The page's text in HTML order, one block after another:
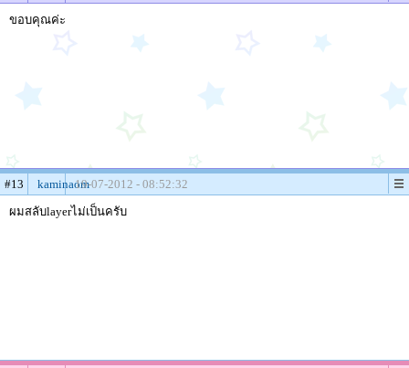
ขอบคุณค่ะ
#13 kaminaom19-07-2012 - 08:52:32
ผมสลับlayerไม่เป็นครับ